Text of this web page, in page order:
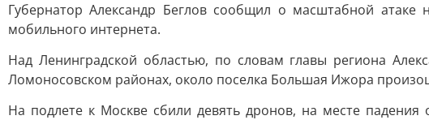
Губернатор Александр Беглов сообщил о масштабной
мобильного интернета.
Над Ленинградской областью, по словам главы региона
Ломоносовском районах, около поселка Большая Ижора
На подлете к Москве сбили девять дронов, на месте